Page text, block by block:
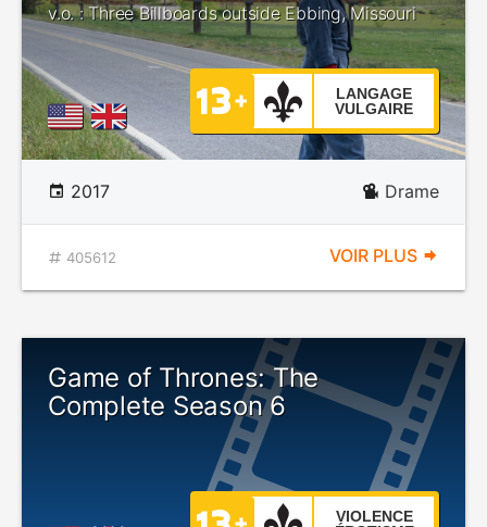
v.o. : Three Billboards outside Ebbing, Missouri
LANGAGE
VULGAIRE
2017 Drame
405612 VOIR PLUS
Game of Thrones: The
Complete Season 6
VIOLENCE